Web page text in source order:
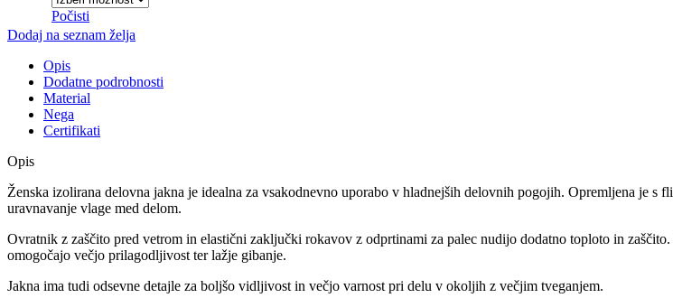
Počisti
Dodaj na seznam želja
Opis
Dodatne podrobnosti
Material
Nega
Certifikati
Opis
Ženska izolirana delovna jakna je idealna za vsakodnevno uporabo v hladnejših delovnih pogojih. Opremljena je
uravnavanje vlage med delom.
Ovratnik z zaščito pred vetrom in elastični zaključki rokavov z odprtinami za palec nudijo dodatno toploto in
omogočajo večjo prilagodljivost ter lažje gibanje.
Jakna ima tudi odsevne detajle za boljšo vidljivost in večjo varnost pri delu v okoljih z večjim tveganjem.